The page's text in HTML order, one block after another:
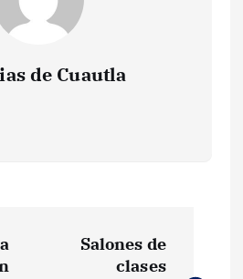
de Cuautla
Salones de
clases